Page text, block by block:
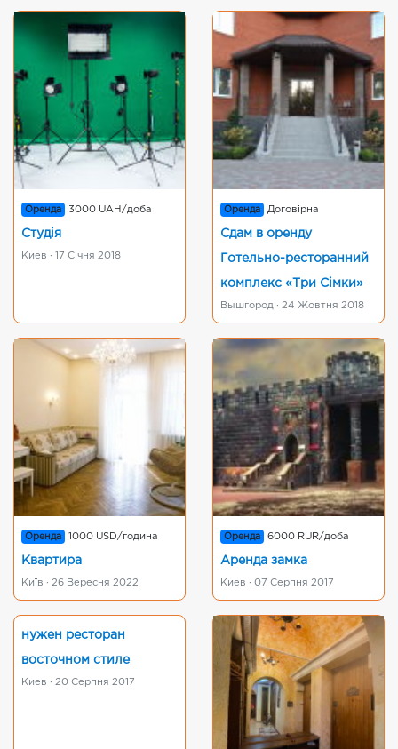
Оренда 3000 UAH/доба
Студія
Киев · 17 Січня 2018
Оренда Договірна
Сдам в оренду
Готельно-ресторанний
комплекс «Три Сімки»
Вышгород · 24 Жовтня 2018
Оренда 1000 USD/година
Квартира
Київ · 26 Вересня 2022
Оренда 6000 RUR/доба
Аренда замка
Киев · 07 Серпня 2017
нужен ресторан
восточном стиле
Киев · 20 Серпня 2017